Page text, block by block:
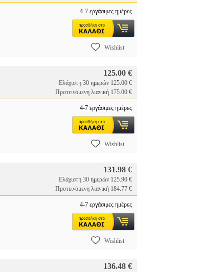
4-7 εργάσιμες ημέρες
Wishlist
125.00 €
Ελάχιστη 30 ημερών 125.00 €
Προτεινόμενη λιανική 175.00 €
4-7 εργάσιμες ημέρες
Wishlist
131.98 €
Ελάχιστη 30 ημερών 125.90 €
Προτεινόμενη λιανική 184.77 €
4-7 εργάσιμες ημέρες
Wishlist
136.48 €